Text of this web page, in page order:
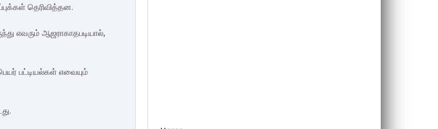
தெரிவித்தன.
எவரும் ஆஜராகாதபடியால்,
பட்டியல்கள் எவையும்